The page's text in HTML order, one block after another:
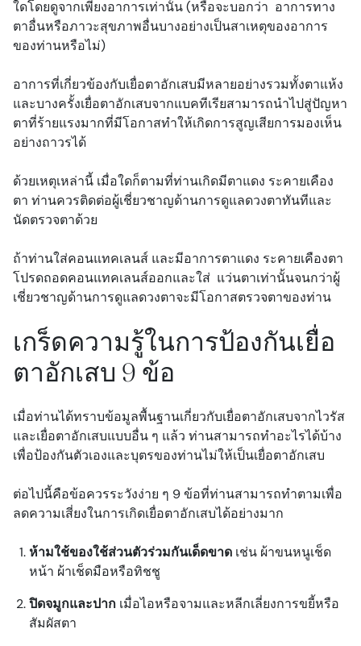
ใดโดยดูจากเพียงอาการเท่านั้น (หรือจะบอกว่า อาการทาง
ตาอื่นหรือภาวะสุขภาพอื่นบางอย่างเป็นสาเหตุของอาการ
ของท่านหรือไม่)
อาการที่เกี่ยวข้องกับเยื่อตาอักเสบมีหลายอย่างรวมทั้งตาแห้ง
และบางครั้งเยื่อตาอักเสบจากแบคทีเรียสามารถนำไปสู่ปัญหา
ตาที่ร้ายแรงมากที่มีโอกาสทำให้เกิดการสูญเสียการมองเห็น
อย่างถาวรได้
ด้วยเหตุเหล่านี้ เมื่อใดก็ตามที่ท่านเกิดมีตาแดง ระคายเคือง
ตา ท่านควรติดต่อผู้เชี่ยวชาญด้านการดูแลดวงตาทันทีและ
นัดตรวจตาด้วย
ถ้าท่านใส่คอนแทคเลนส์ และมีอาการตาแดง ระคายเคืองตา
โปรดถอดคอนแทคเลนส์ออกและใส่ แว่นตาเท่านั้นจนกว่าผู้
เชี่ยวชาญด้านการดูแลดวงตาจะมีโอกาสตรวจตาของท่าน
เกร็ดความรู้ในการป้องกันเยื่อ
ตาอักเสบ 9 ข้อ
เมื่อท่านได้ทราบข้อมูลพื้นฐานเกี่ยวกับเยื่อตาอักเสบจากไวรัส
และเยื่อตาอักเสบแบบอื่น ๆ แล้ว ท่านสามารถทำอะไรได้บ้าง
เพื่อป้องกันตัวเองและบุตรของท่านไม่ให้เป็นเยื่อตาอักเสบ
ต่อไปนี้คือข้อควรระวังง่าย ๆ 9 ข้อที่ท่านสามารถทำตามเพื่อ
ลดความเสี่ยงในการเกิดเยื่อตาอักเสบได้อย่างมาก
ห้ามใช้ของใช้ส่วนตัวร่วมกันเด็ดขาด เช่น ผ้าขนหนูเช็ด
หน้า ผ้าเช็ดมือหรือทิชชู
ปิดจมูกและปาก เมื่อไอหรือจามและหลีกเลี่ยงการขยี้หรือ
สัมผัสตา